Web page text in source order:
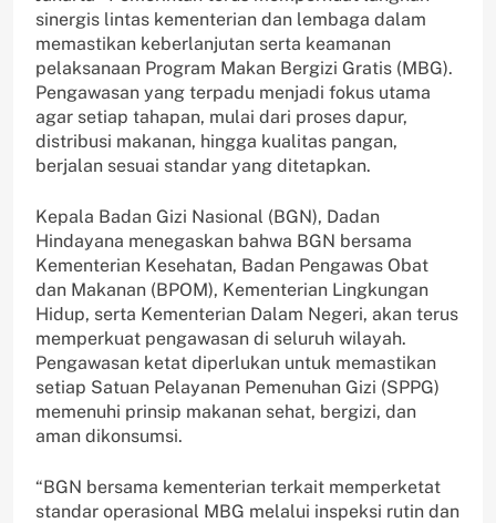
sinergis lintas kementerian dan lembaga dalam
memastikan keberlanjutan serta keamanan
pelaksanaan Program Makan Bergizi Gratis (MBG).
Pengawasan yang terpadu menjadi fokus utama
agar setiap tahapan, mulai dari proses dapur,
distribusi makanan, hingga kualitas pangan,
berjalan sesuai standar yang ditetapkan.
Kepala Badan Gizi Nasional (BGN), Dadan
Hindayana menegaskan bahwa BGN bersama
Kementerian Kesehatan, Badan Pengawas Obat
dan Makanan (BPOM), Kementerian Lingkungan
Hidup, serta Kementerian Dalam Negeri, akan terus
memperkuat pengawasan di seluruh wilayah.
Pengawasan ketat diperlukan untuk memastikan
setiap Satuan Pelayanan Pemenuhan Gizi (SPPG)
memenuhi prinsip makanan sehat, bergizi, dan
aman dikonsumsi.
“BGN bersama kementerian terkait memperketat
standar operasional MBG melalui inspeksi rutin dan